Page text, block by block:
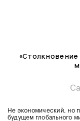
Не экономический, но
будущем глобального